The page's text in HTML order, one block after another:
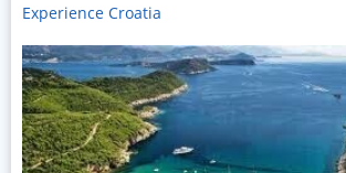
Experience Croatia